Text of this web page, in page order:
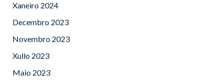
Xaneiro 2024
Decembro 2023
Novembro 2023
Xullo 2023
Maio 2023